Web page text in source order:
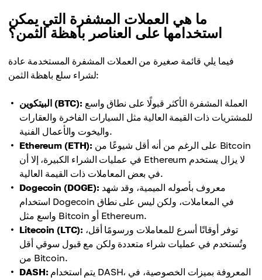
ما هي العملات المشفرة التي يمكن
استخدامها على العناصر باهظة الثمن؟
فيما يلي قائمة صغيرة من العملات المشفرة المستخدمة عادة
لشراء سلع باهظة الثمن:
البيتكوين (BTC):
للمشتريات ذات القيمة العالية مثل السيارات الفاخرة والعقارات
واليخوت والأعمال الفنية.
Ethereum (ETH):
في عمليات الشراء الكبيرة، إلا أن Ethereum لا يزال يستخدم
في بعض المعاملات ذات القيمة العالية.
Dogecoin (DOGE):
استخدام Dogecoin في المعاملات، ولكن ليس على نطاق
واسع مثل Bitcoin أو Ethereum.
Litecoin (LTC):
وتُستخدم في عمليات شراء متعددة ولكن مع قبول سوقي أقل
من Bitcoin.
DASH: